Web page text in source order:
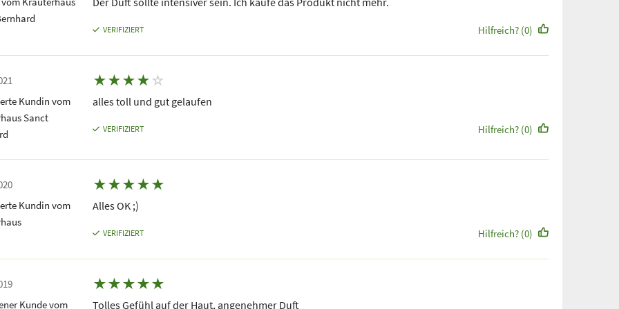
VERIFIZIERT Hilfreich? (0)
Kundin vom
Sanct
★★★★ ☆
alles toll und gut gelaufen
VERIFIZIERT Hilfreich? (0)
Kundin vom
★★★★★
Alles OK ;)
VERIFIZIERT Hilfreich? (0)
Kunde vom
★★★★★
Tolles Gefühl auf der Haut, angenehmer Duft